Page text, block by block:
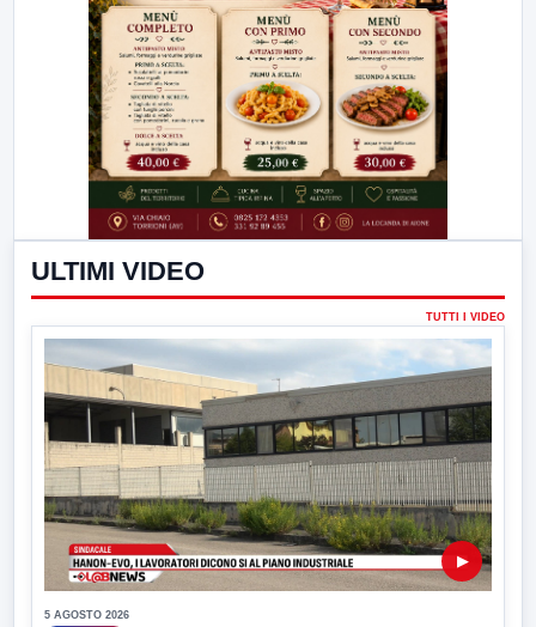
ULTIMI VIDEO
TUTTI I VIDEO
▶
5 AGOSTO 2026